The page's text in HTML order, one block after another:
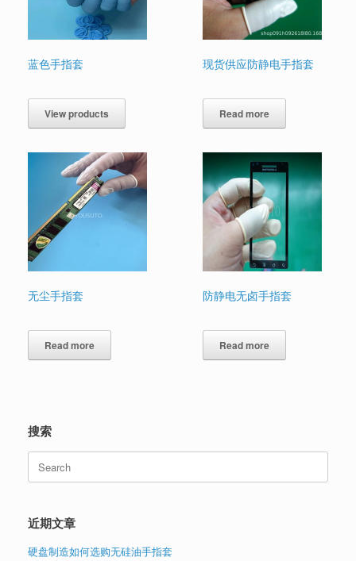
蓝色手指套
View products
现货供应防静电手指套
Read more
无尘手指套
Read more
防静电无卤手指套
Read more
搜索
Search
for:
近期文章
硬盘制造如何选购无硅油手指套